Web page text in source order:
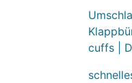
cuffs |